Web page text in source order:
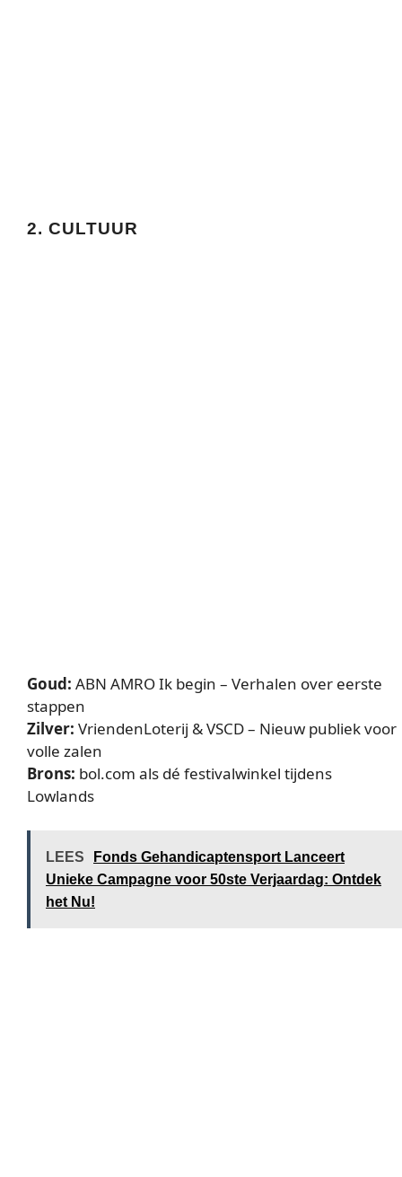
2. CULTUUR
Goud: ABN AMRO Ik begin – Verhalen over eerste
stappen
Zilver: VriendenLoterij & VSCD – Nieuw publiek voor
volle zalen
Brons: bol.com als dé festivalwinkel tijdens
Lowlands
LEES
Fonds Gehandicaptensport Lanceert
Unieke Campagne voor 50ste Verjaardag: Ontdek
het Nu!